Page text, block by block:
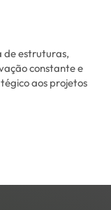
de estruturas,
constante e
aos projetos